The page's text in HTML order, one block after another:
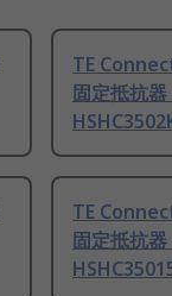
TE
固定抵抗
TE
固定抵抗